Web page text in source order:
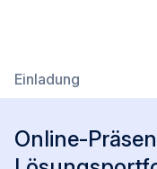
Einladung
Online-